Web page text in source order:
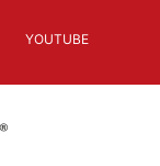
YOUTUBE